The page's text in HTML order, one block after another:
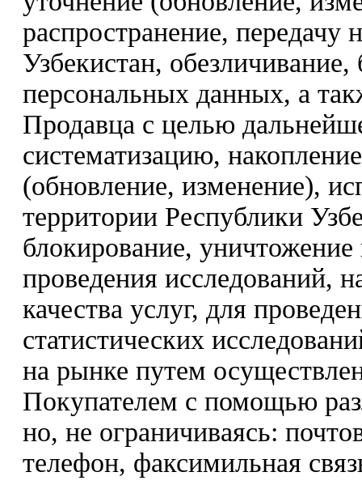
распространение, передачу
Узбекистан,
персональных данных, а
Продавца с целью
систематизацию,
(обновление, изменение),
территории Республики
блокирование,
проведения исследований,
качества услуг, для
статистических
на рынке путем
Покупателем с помощью
но, не ограничиваясь:
телефон, факсимильная